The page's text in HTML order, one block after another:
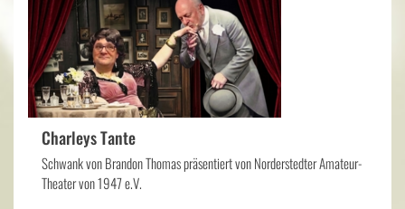
Charleys Tante
Schwank von Brandon Thomas präsentiert von Norderstedter Amateur-
Theater von 1947 e.V.